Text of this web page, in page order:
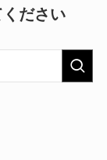
ださい